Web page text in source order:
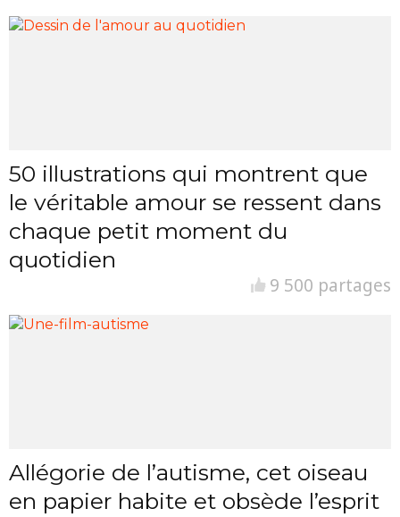
50 illustrations qui montrent que
le véritable amour se ressent dans
chaque petit moment du
quotidien
9 500 partages
Allégorie de l’autisme, cet oiseau
en papier habite et obsède l’esprit